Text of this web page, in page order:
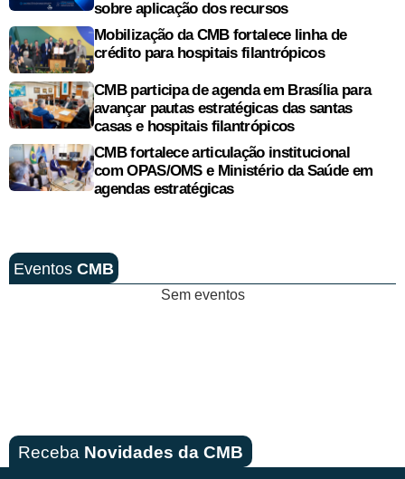
sobre aplicação dos recursos
Mobilização da CMB fortalece linha de
crédito para hospitais filantrópicos
CMB participa de agenda em Brasília para
avançar pautas estratégicas das santas
casas e hospitais filantrópicos
CMB fortalece articulação institucional
com OPAS/OMS e Ministério da Saúde em
agendas estratégicas
Eventos CMB
Sem eventos
Receba Novidades da CMB